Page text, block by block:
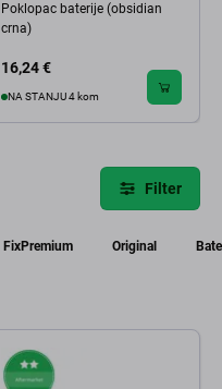
Poklopac baterije (obsidian
crna)
16,24 €
NA STANJU 4 kom
Filter
FixPremium Original